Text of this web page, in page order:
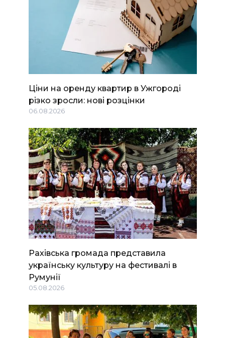
Ціни на оренду квартир в Ужгороді
різко зросли: нові розцінки
06.08.2026
Рахівська громада представила
українську культуру на фестивалі в
Румунії
05.08.2026